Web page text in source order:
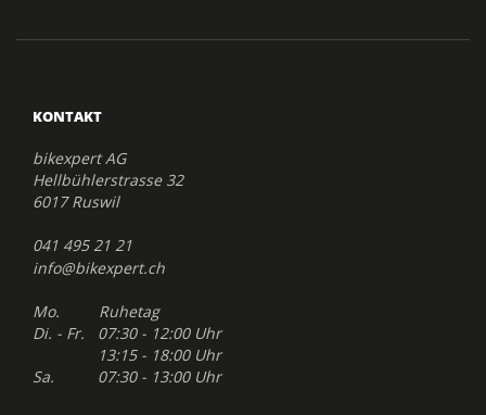
KONTAKT
bikexpert AG
Hellbühlerstrasse 32
6017 Ruswil
041 495 21 21
info@bikexpert.ch
Mo. Ruhetag
Di. - Fr. 07:30 - 12:00 Uhr
13:15 - 18:00 Uhr
Sa. 07:30 - 13:00 Uhr